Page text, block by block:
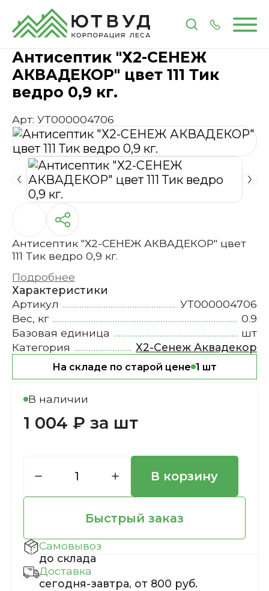
ГлавнаяКаталогЛакокрасочные материалы
Антисептик "Х2-СЕНЕЖ
АКВАДЕКОР" цвет 111 Тик
ведро 0,9 кг.
Арт: УТ000004706
Антисептик "Х2-СЕНЕЖ АКВАДЕКОР" цвет
111 Тик ведро 0,9 кг.
Подробнее
Характеристики
Артикул
УТ000004706
Вес, кг
0.9
Базовая единица
шт
Категория
Х2-Сенеж Аквадекор
На складе по старой цене 1 шт
В наличии
1 004 ₽ за шт
В корзину
Быстрый заказ
Самовывоз
до склада
Доставка
сегодня-завтра, от 800 руб.